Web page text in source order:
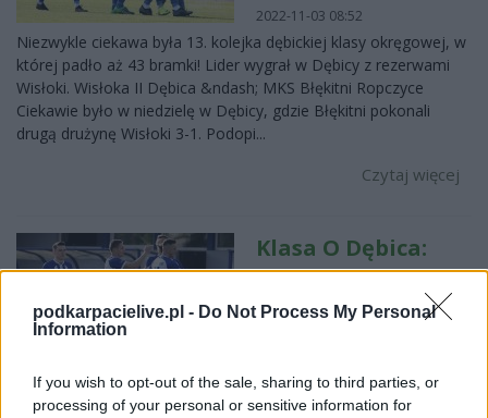
podkarpacielive.pl - Do Not Process My Personal
Information
If you wish to opt-out of the sale, sharing to third parties, or
processing of your personal or sensitive information for
2022-11-03 08:52
Niezwykle ciekawa była 13. kolejka dębickiej klasy okręgowej, w
której padło aż 43 bramki! Lider wygrał w Dębicy z rezerwami
Wisłoki. Wisłoka II Dębica &ndash; MKS Błękitni Ropczyce
Ciekawie było w niedzielę w Dębicy, gdzie Błękitni pokonali
drugą drużynę Wisłoki 3-1. Podopi...
Czytaj więcej
Klasa O Dębica:
Wysokie
zwycięstwo
Przegrana
Czarnych